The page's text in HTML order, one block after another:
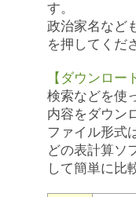
す。
政治家名など
を押してくだ
【ダウンロー
検索などを使
内容をダウン
ファイル形式
どの表計算ソ
して簡単に比